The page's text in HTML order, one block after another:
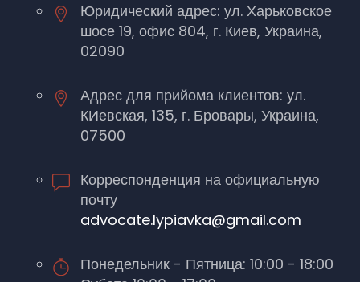
Юридический адрес: ул. Харьковское
шосе 19, офис 804, г. Киев, Украина,
02090
Адрес для прийома клиентов: ул.
КИевская, 135, г. Бровары, Украина,
07500
Корреспонденция на официальную
почту
advocate.lypiavka@gmail.com
Понедельник - Пятница: 10:00 - 18:00